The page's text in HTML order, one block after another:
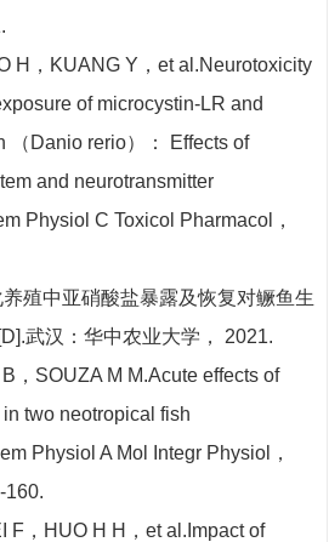
H，KUANG Y，et al.Neurotoxicity
of microcystin-LR and
（Danio rerio）： Effects of
and neurotransmitter
Physiol C Toxicol Pharmacol，
殖中亚硝酸盐暴露及恢复对鳜鱼生
武汉：华中农业大学， 2021.
，SOUZA M M.Acute effects of
two neotropical fish
Physiol A Mol Integr Physiol，
160.
F，HUO H H，et al.Impact of